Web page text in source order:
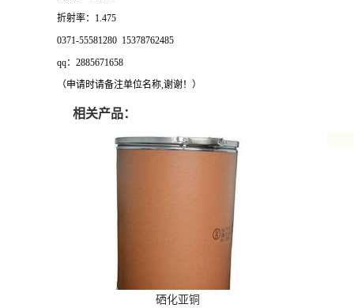
折射率：1.475
0371-55581280 15378762485
qq：2885671658
（申请时请备注单位名称,谢谢！）
相关产品：
硒化亚铜